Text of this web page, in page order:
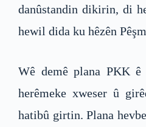
danûstandin dikirin, di
hewil dida ku hêzên
Wê demê plana PKK
herêmeke xweser û
hatibû girtin. Plana